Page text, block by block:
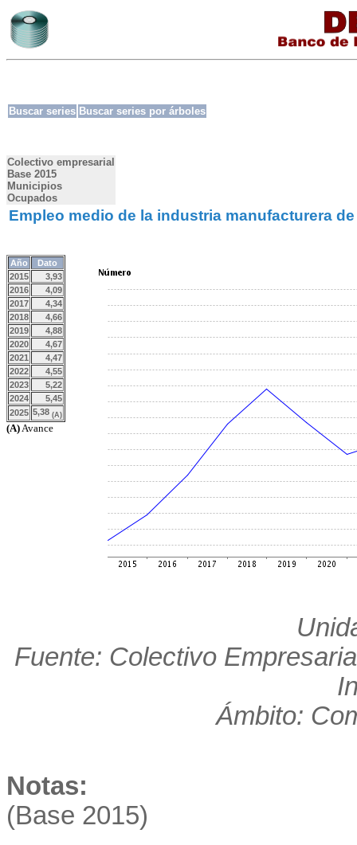
Buscar series Buscar series por árboles
Colectivo empresarial
Base 2015
Municipios
Ocupados
Empleo medio de la industria manufacturera
Año
Dato
2015
3,93
2016
4,09
2017
4,34
2018
4,66
2019
4,88
2020
4,67
2021
4,47
2022
4,55
2023
5,22
2024
5,45
2025 5,38 (A)
(A)Avance
Fuente: Colectivo
Ámbito:
Notas:
(Base 2015)